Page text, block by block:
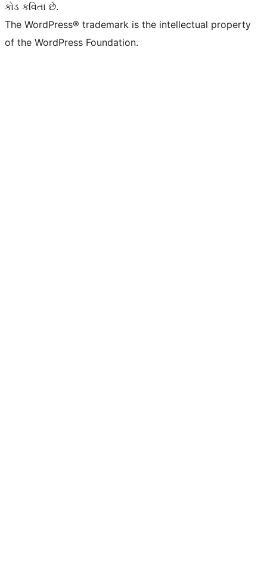
કોડ કવિતા છે.
The WordPress® trademark is the intellectual property
of the WordPress Foundation.